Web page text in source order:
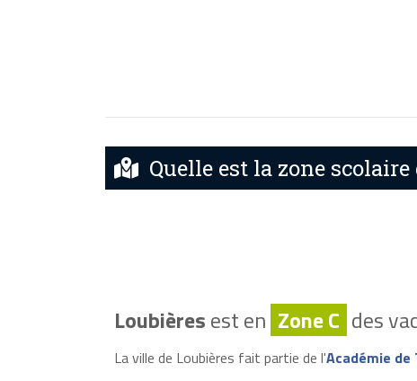
Quelle est la zone scolaire
Loubièresest en Zone C des
La ville de Loubières fait partie de l'Académie de